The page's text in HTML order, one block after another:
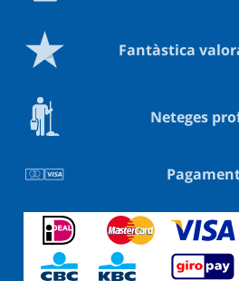
Fantàstica
Neteges